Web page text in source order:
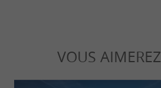
VOUS AIMEREZ